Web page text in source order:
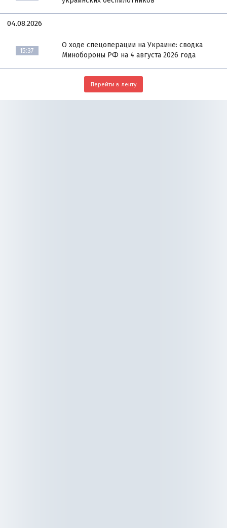
04.08.2026
15:37
О ходе спецоперации на Украине: сводка
Минобороны РФ на 4 августа 2026 года
Перейти в ленту